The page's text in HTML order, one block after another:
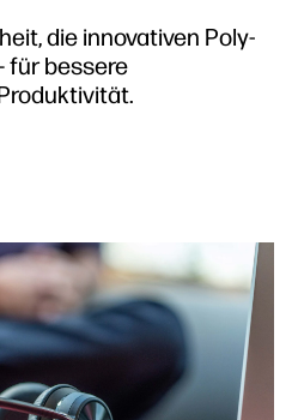
die innovativen Poly-
für bessere